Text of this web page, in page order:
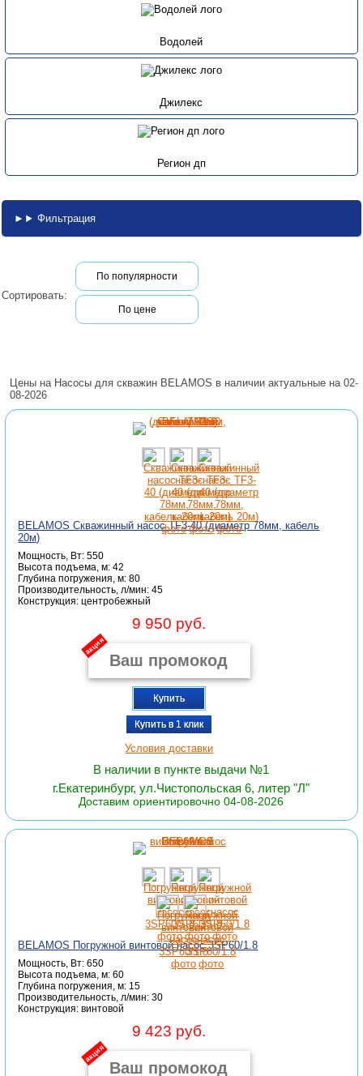
Водолей
Джилекс
Регион дп
Фильтрация
Сортировать:
По популярности
По цене
Цены на Насосы для скважин BELAMOS в наличии актуальные на 02-
08-2026
BELAMOS Скважинный насос TF3-40 (диаметр 78мм, кабель
20м)
Мощность, Вт: 550
Высота подъема, м: 42
Глубина погружения, м: 80
Производительность, л/мин: 45
Конструкция: центробежный
9 950 руб.
акция
Купить
Купить в 1 клик
Условия доставки
В наличии в пункте выдачи №1
г.Екатеринбург, ул.Чистопольская 6, литер "Л"
Доставим ориентировочно 04-08-2026
BELAMOS Погружной винтовой насос 3SP60/1.8
Мощность, Вт: 650
Высота подъема, м: 60
Глубина погружения, м: 15
Производительность, л/мин: 30
Конструкция: винтовой
9 423 руб.
акция